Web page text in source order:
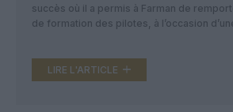
succès où il a permis à Farman de
de formation des pilotes, à l’occasion
petit matin, le pilote […]
LIRE L'ARTICLE